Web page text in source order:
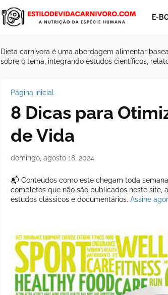
E-
Dieta carnívora é uma abordagem alimentar
sobre o tema, integrando estudos científicos,
Página inicial
8 Dicas para
de Vida
domingo, agosto 18, 2024
📬 Conteúdos como este chegam toda
completos que não são publicados neste site,
estudos clássicos e documentários. Assine